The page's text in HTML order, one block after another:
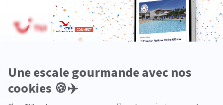
Plongée
Premium